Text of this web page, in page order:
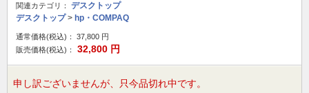
関連カテゴリ：
デスクトップ
デスクトップ> hp・COMPAQ
通常価格(税込)： 37,800 円
販売価格(税込)：
32,800 円
申し訳ございませんが、只今品切れ中です。